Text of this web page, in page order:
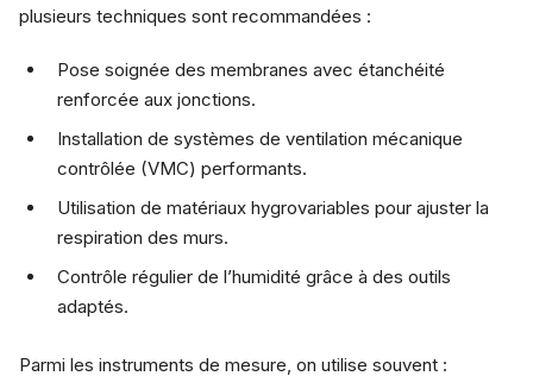
plusieurs techniques sont recommandées :
Pose soignée des membranes avec étanchéité
renforcée aux jonctions.
Installation de systèmes de ventilation mécanique
contrôlée (VMC) performants.
Utilisation de matériaux hygrovariables pour ajuster la
respiration des murs.
Contrôle régulier de l’humidité grâce à des outils
adaptés.
Parmi les instruments de mesure, on utilise souvent :